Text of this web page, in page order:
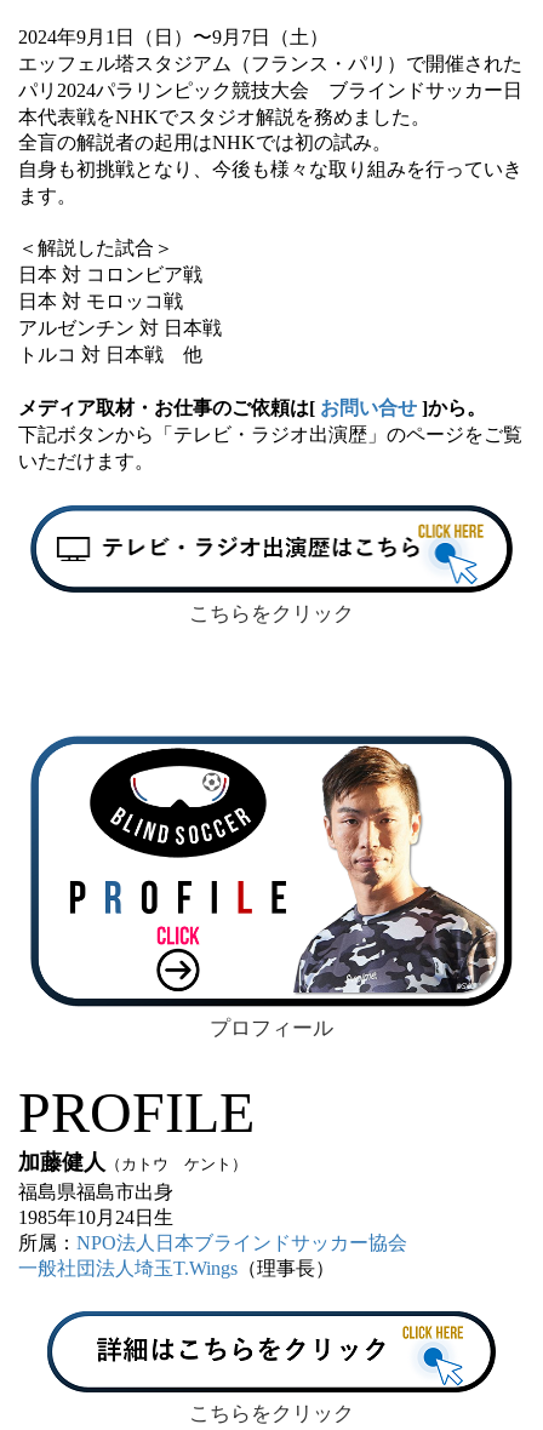
2024年9月1日（日）〜9月7日（土）
エッフェル塔スタジアム（フランス・パリ）で開催された
パリ2024パラリンピック競技大会 ブラインドサッカー日
本代表戦をNHKでスタジオ解説を務めました。
全盲の解説者の起用はNHKでは初の試み。
自身も初挑戦となり、今後も様々な取り組みを行っていき
ます。
＜解説した試合＞
日本 対 コロンビア戦
日本 対 モロッコ戦
アルゼンチン 対 日本戦
トルコ 対 日本戦 他
メディア取材・お仕事のご依頼は[ お問い合せ ]から。
下記ボタンから「テレビ・ラジオ出演歴」のページをご覧
いただけます。
こちらをクリック
プロフィール
PROFILE
加藤健人 （カトウ ケント）
福島県福島市出身
1985年10月 24日生
所属： NPO法人日本ブラインドサッカー協会
一般社団法人埼玉T.Wings （理事長）
こちらをクリック